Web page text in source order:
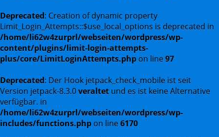
Deprecated: Creation of dynamic property
Limit_Login_Attempts::$use_local_options is deprecated in
/home/li62w4zurprl/webseiten/wordpress/wp-
content/plugins/limit-login-attempts-
plus/core/LimitLoginAttempts.php on line97
Deprecated: Der Hook jetpack_check_mobile ist seit
Version jetpack-8.3.0veraltet und es ist keine Alternative
verfügbar. in
/home/li62w4zurprl/webseiten/wordpress/wp-
includes/functions.php on line6170